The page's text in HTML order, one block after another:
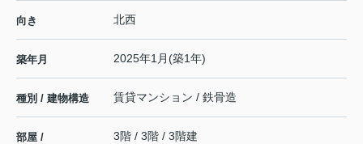
向き 北西
築年月 2025年1月(築1年)
種別 / 建物構造 賃貸マンション / 鉄骨造
部屋 /
3階 / 3階 / 3階建